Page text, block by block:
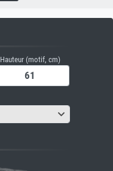
Hauteur (motif, cm)